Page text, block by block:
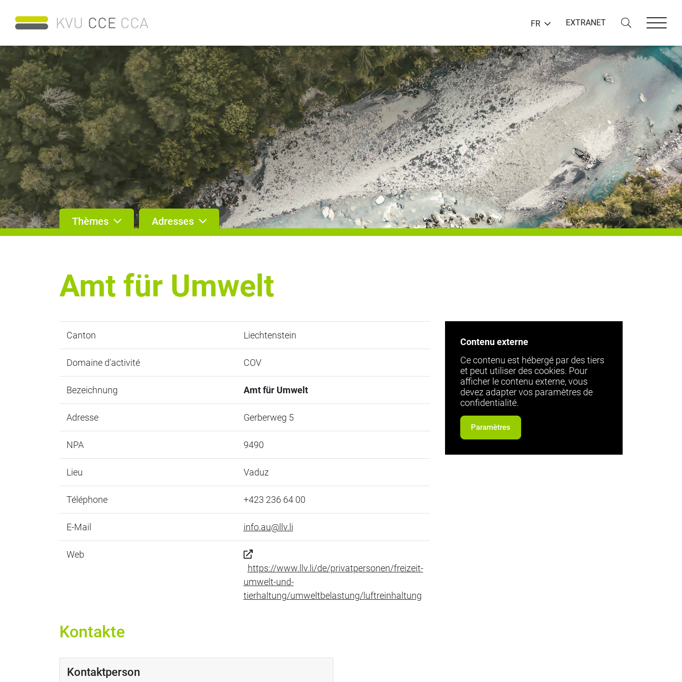
FR EXTRANET
Thèmes Adresses
Amt für Umwelt
Canton Liechtenstein
Domaine d'activité COV
Bezeichnung Amt für Umwelt
Adresse Gerberweg 5
NPA 9490
Lieu Vaduz
Téléphone +423 236 64 00
E-Mail info.au@llv.li
Web
https://www.llv.li/de/privatpersonen/freizeit-
umwelt-und-
tierhaltung/umweltbelastung/luftreinhaltung
Contenu externe
Ce contenu est hébergé par des tiers
et peut utiliser des cookies. Pour
afficher le contenu externe, vous
devez adapter vos paramètres de
confidentialité.
Paramètres
Kontakte
Kontaktperson